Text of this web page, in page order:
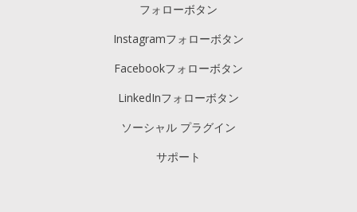
フォローボタン
Instagramフォローボタン
Facebookフォローボタン
LinkedInフォローボタン
ソーシャル プラグイン
サポート